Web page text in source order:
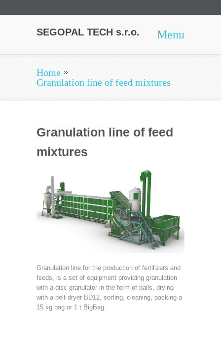
SEGOPAL TECH s.r.o. Menu
Home
Granulation line of feed mixtures
Granulation line of feed
mixtures
Granulation line for the production of fertilizers and
feeds, is a set of equipment providing granulation
with a disc granulator in the form of balls, drying
with a belt dryer BD12, sorting, cleaning, packing a
15 kg bag or 1 t BigBag.